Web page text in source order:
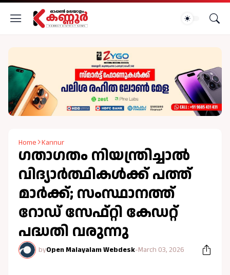
Home Kannur
ഗതാഗതം നിയന്ത്രിച്ചാൽ
വിദ്യാർത്ഥികൾക്ക് പത്ത്
മാർക്ക്; സംസ്ഥാനത്ത്
റോഡ് സേഫ്റ്റി കേഡറ്റ്
പദ്ധതി വരുന്നു
byOpen Malayalam Webdesk-March 03, 2026